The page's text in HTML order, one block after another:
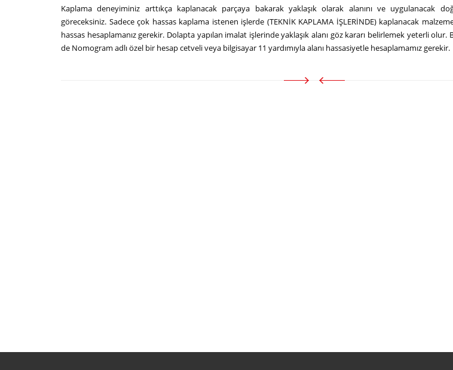
Kaplama deneyiminiz arttıkça kaplanacak parçaya bakarak yaklaşık olarak alanını ve uygulanacak
göreceksiniz. Sadece çok hassas kaplama istenen işlerde (TEKNİK KAPLAMA İŞLERİNDE) kaplanacak
hassas hesaplamanız gerekir. Dolapta yapılan imalat işlerinde yaklaşık alanı göz kararı belirlemek yeterli olur.
de Nomogram adlı özel bir hesap cetveli veya bilgisayar 11 yardımıyla alanı hassasiyetle hesaplamamız gerekir.